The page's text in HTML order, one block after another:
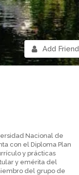
Add Friend
Nacional de
con el Diploma Plan
y prácticas
y emérita del
del grupo de